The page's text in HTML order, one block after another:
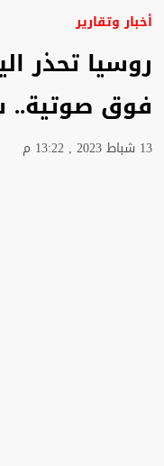
أخبار وتقارير
روسيا تحذر
فوق صوتية..
13 شباط 2023 , 13:22 م